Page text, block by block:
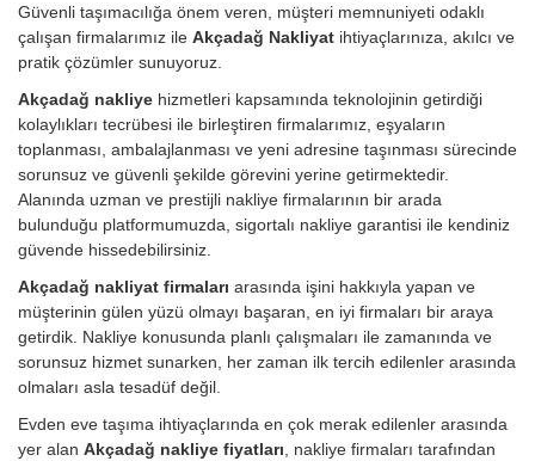
Güvenli taşımacılığa önem veren, müşteri memnuniyeti odaklı
çalışan firmalarımız ile Akçadağ Nakliyat ihtiyaçlarınıza, akılcı ve
pratik çözümler sunuyoruz.
Akçadağ nakliye hizmetleri kapsamında teknolojinin getirdiği
kolaylıkları tecrübesi ile birleştiren firmalarımız, eşyaların
toplanması, ambalajlanması ve yeni adresine taşınması sürecinde
sorunsuz ve güvenli şekilde görevini yerine getirmektedir.
Alanında uzman ve prestijli nakliye firmalarının bir arada
bulunduğu platformumuzda, sigortalı nakliye garantisi ile kendiniz
güvende hissedebilirsiniz.
Akçadağ nakliyat firmaları arasında işini hakkıyla yapan ve
müşterinin gülen yüzü olmayı başaran, en iyi firmaları bir araya
getirdik. Nakliye konusunda planlı çalışmaları ile zamanında ve
sorunsuz hizmet sunarken, her zaman ilk tercih edilenler arasında
olmaları asla tesadüf değil.
Evden eve taşıma ihtiyaçlarında en çok merak edilenler arasında
yer alan Akçadağ nakliye fiyatları , nakliye firmaları tarafından